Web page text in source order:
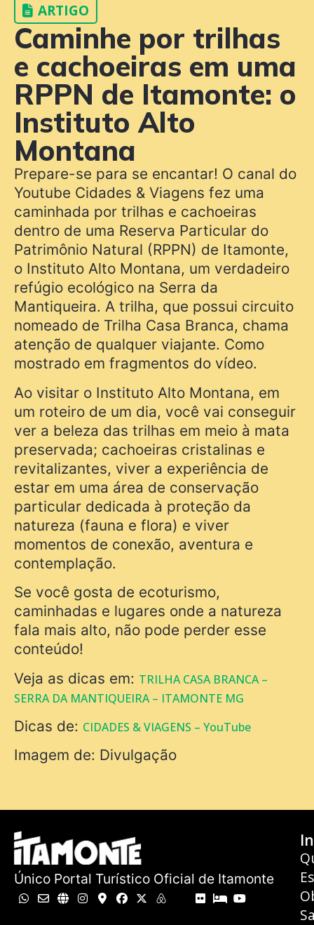
ARTIGO
Caminhe por trilhas
e cachoeiras em uma
RPPN de Itamonte: o
Instituto Alto
Montana
Prepare-se para se encantar! O canal do
Youtube Cidades & Viagens fez uma
caminhada por trilhas e cachoeiras
dentro de uma Reserva Particular do
Patrimônio Natural (RPPN) de Itamonte,
o Instituto Alto Montana, um verdadeiro
refúgio ecológico na Serra da
Mantiqueira. A trilha, que possui circuito
nomeado de Trilha Casa Branca, chama
atenção de qualquer viajante. Como
mostrado em fragmentos do vídeo.
Ao visitar o Instituto Alto Montana, em
um roteiro de um dia, você vai conseguir
ver a beleza das trilhas em meio à mata
preservada; cachoeiras cristalinas e
revitalizantes, viver a experiência de
estar em uma área de conservação
particular dedicada à proteção da
natureza (fauna e flora) e viver
momentos de conexão, aventura e
contemplação.
Se você gosta de ecoturismo,
caminhadas e lugares onde a natureza
fala mais alto, não pode perder esse
conteúdo!
Veja as dicas em: TRILHA CASA BRANCA –
SERRA DA MANTIQUEIRA – ITAMONTE MG
Dicas de: CIDADES & VIAGENS – YouTube
Imagem de: Divulgação
Único Portal Turístico Oficial de Itamonte